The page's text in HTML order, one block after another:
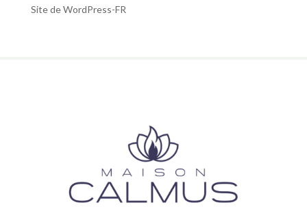
Site de WordPress-FR